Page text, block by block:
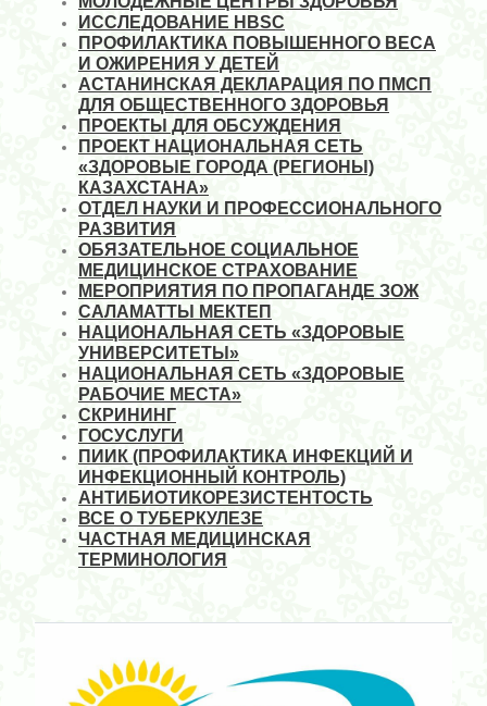
ИССЛЕДОВАНИЕ HBSC
ПРОФИЛАКТИКА ПОВЫШЕННОГО ВЕСА
И ОЖИРЕНИЯ У ДЕТЕЙ
АСТАНИНСКАЯ ДЕКЛАРАЦИЯ ПО ПМСП
ДЛЯ ОБЩЕСТВЕННОГО ЗДОРОВЬЯ
ПРОЕКТЫ ДЛЯ ОБСУЖДЕНИЯ
ПРОЕКТ НАЦИОНАЛЬНАЯ СЕТЬ
«ЗДОРОВЫЕ ГОРОДА (РЕГИОНЫ)
КАЗАХСТАНА»
ОТДЕЛ НАУКИ И ПРОФЕССИОНАЛЬНОГО
РАЗВИТИЯ
ОБЯЗАТЕЛЬНОЕ СОЦИАЛЬНОЕ
МЕДИЦИНСКОЕ СТРАХОВАНИЕ
МЕРОПРИЯТИЯ ПО ПРОПАГАНДЕ ЗОЖ
САЛАМАТТЫ МЕКТЕП
НАЦИОНАЛЬНАЯ СЕТЬ «ЗДОРОВЫЕ
УНИВЕРСИТЕТЫ»
НАЦИОНАЛЬНАЯ СЕТЬ «ЗДОРОВЫЕ
РАБОЧИЕ МЕСТА»
СКРИНИНГ
ГОСУСЛУГИ
ПИИК (ПРОФИЛАКТИКА ИНФЕКЦИЙ И
ИНФЕКЦИОННЫЙ КОНТРОЛЬ)
АНТИБИОТИКОРЕЗИСТЕНТОСТЬ
ВСЕ О ТУБЕРКУЛЕЗЕ
ЧАСТНАЯ МЕДИЦИНСКАЯ
ТЕРМИНОЛОГИЯ